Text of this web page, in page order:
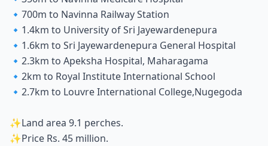
🔹700m to Navinna Railway Station
🔹1.4km to University of Sri Jayewardenepura
🔹1.6km to Sri Jayewardenepura General Hospital
🔹2.3km to Apeksha Hospital, Maharagama
🔹2km to Royal Institute International School
🔹2.7km to Louvre International College,Nugegoda
✨Land area 9.1 perches.
✨Price Rs. 45 million.